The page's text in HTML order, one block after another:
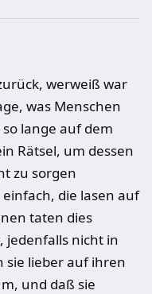
werweiß war
was Menschen
lange auf dem
Rätsel, um dessen
zu sorgen
die lasen auf
taten dies
jedenfalls nicht in
sie lieber auf ihren
und daß sie